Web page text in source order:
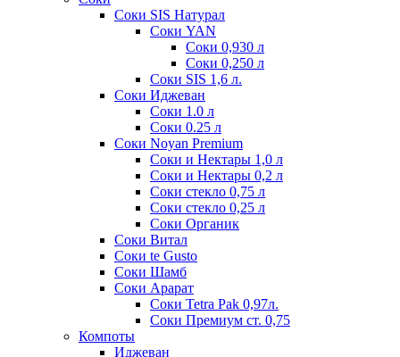
Соки SIS Натурал
Соки YAN
Соки 0,930 л
Соки 0,250 л
Соки SIS 1,6 л.
Соки Иджеван
Соки 1.0 л
Соки 0.25 л
Соки Noyan Premium
Соки и Нектары 1,0 л
Соки и Нектары 0,2 л
Соки стекло 0,75 л
Соки стекло 0,25 л
Соки Органик
Соки Витал
Соки te Gusto
Соки Шамб
Соки Арарат
Соки Tetra Pak 0,97л.
Соки Премиум ст. 0,75
Компоты
Иджеван